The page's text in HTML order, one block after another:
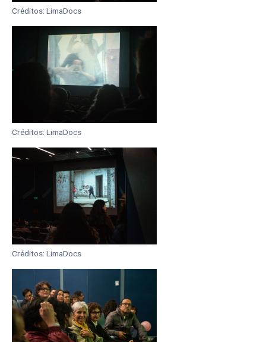
Créditos: LimaDocs
Créditos: LimaDocs
Créditos: LimaDocs